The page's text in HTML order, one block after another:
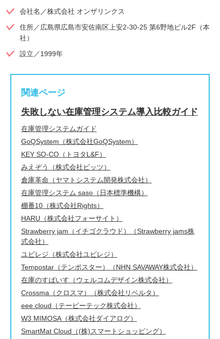
会社名／株式会社 オンザリンクス
住所／広島県広島市安佐南区上安2-30-25 第6野地ビル2F（本
社）
設立／1999年
関連ページ
失敗しない在庫管理システム導入比較ガイド
在庫管理システムガイド
GoQSystem（株式会社GoQSystem）
KEY SO-CO（トヨタL&F）
みえぞう（株式会社ビッツ）
倉庫革命（ヤマトシステム開発株式会社）
在庫管理システム saso（日本標準機構）
棚番10（株式会社Rights）
HARU（株式会社フォーサイト）
Strawberry jam（イチゴクラウド）（Strawberry jams株
式会社）
ユビレジ（株式会社ユビレジ）
Tempostar（テンポスター）（NHN SAVAWAY株式会社）
在庫のすぱいす（ウェルコムデザイン株式会社）
Crossma（クロスマ）（株式会社リベルタ）
eee cloud（テービーテック株式会社）
W3 MIMOSA（株式会社ダイアログ）
SmartMat Cloud（(株)スマートショッピング）